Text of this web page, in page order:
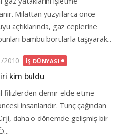
Milattan yüzyıllarca önce
açtıklarında, gaz ceplerine
bambu borularla taşıyarak...
2010 İŞ DÜNYASI
kim buldu
filizlerden demir elde etme
insanlarıdır. Tunç çağından
daha o dönemde gelişmiş bir